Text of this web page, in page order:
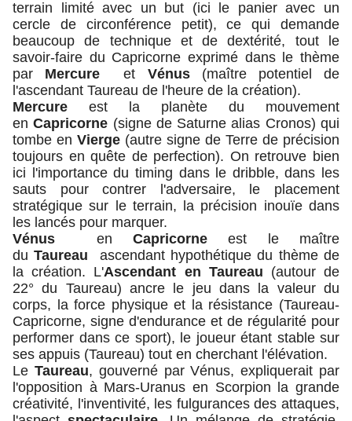
terrain limité avec un but (ici le panier avec un
cercle de circonférence petit), ce qui demande
beaucoup de technique et de dextérité, tout le
savoir-faire du Capricorne exprimé dans le thème
par Mercure et Vénus(maître potentiel de
l'ascendant Taureau de l'heure de la création).
Mercure est la planète du mouvement
enCapricorne (signe de Saturne alias Cronos) qui
tombe en Vierge (autre signe de Terre de précision
toujours en quête de perfection). On retrouve bien
ici l'importance du timing dans le dribble, dans les
sauts pour contrer l'adversaire, le placement
stratégique sur le terrain, la précision inouïe dans
les lancés pour marquer.
Vénus en Capricorne est le maître
duTaureau ascendant hypothétique du thème de
la création. L'Ascendant en Taureau (autour de
22° du Taureau) ancre le jeu dans la valeur du
corps, la force physique et la résistance (Taureau-
Capricorne, signe d'endurance et de régularité pour
performer dans ce sport), le joueur étant stable sur
ses appuis (Taureau) tout en cherchant l'élévation.
Le Taureau, gouverné par Vénus, expliquerait par
l'opposition à Mars-Uranus en Scorpion la grande
créativité, l'inventivité, les fulgurances des attaques,